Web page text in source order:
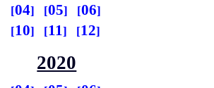
04 05
06
10 11 12
2020